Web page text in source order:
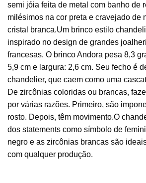
semi jóia feita de metal com banho de
milésimos na cor preta e cravejado de
cristal branca.Um brinco estilo
inspirado no design de grandes
francesas. O brinco Andora pesa 8,3
5,9 cm e largura: 2,6 cm. Seu fecho é
chandelier, que caem como uma
De zircônias coloridas ou brancas,
por várias razões. Primeiro, são
rosto. Depois, têm movimento.O
dos statements como símbolo de
negro e as zircônias brancas são
com qualquer produção.